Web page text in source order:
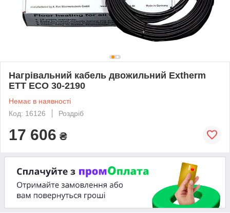
Нагрівальний кабель двожильний Extherm
ETT ECO 30-2190
Немає в наявності
Код: 16126
Роздріб
17 606 ₴